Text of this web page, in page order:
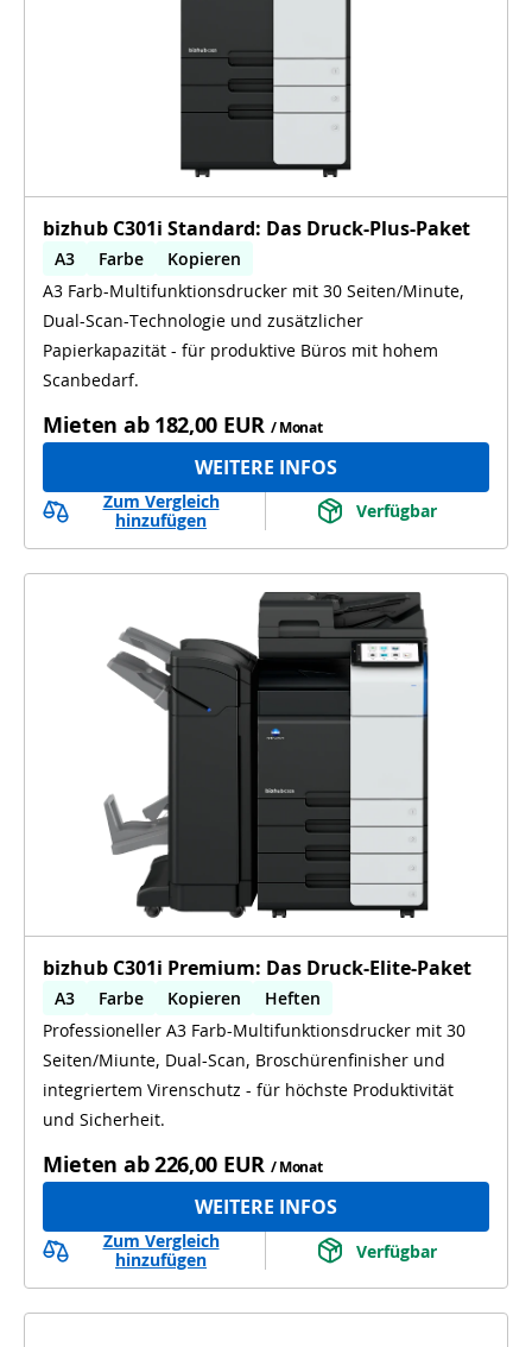
bizhub C301i Standard: Das Druck-Plus-Paket
A3 Farbe
Kopieren
Automatischer 2-seitiger Druck
Automatisches 2-seitiges Scannen
OCR
A3 Farb-Multifunktionsdrucker mit 30 Seiten/Minute,
Dual-Scan-Technologie und zusätzlicher
Papierkapazität - für produktive Büros mit hohem
Scanbedarf.
Mieten ab 182,00 EUR / Monat
WEITERE INFOS
Zum Vergleich
hinzufügen
Verfügbar
bizhub C301i Premium: Das Druck-Elite-Paket
A3 Farbe Kopieren
Heften
Booklet Finishing
Dual Scan OCR
Professioneller A3 Farb-Multifunktionsdrucker mit 30
Seiten/Miunte, Dual-Scan, Broschürenfinisher und
integriertem Virenschutz - für höchste Produktivität
und Sicherheit.
Mieten ab226,00 EUR / Monat
WEITERE INFOS
Zum Vergleich
hinzufügen
Verfügbar